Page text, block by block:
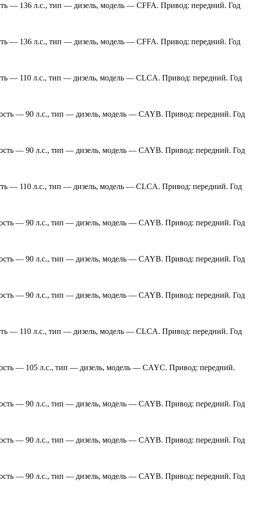
— 136 л.с., тип — дизель, модель — CFFA. Привод: передний. Год
— 136 л.с., тип — дизель, модель — CFFA. Привод: передний. Год
— 110 л.с., тип — дизель, модель — CLCA. Привод: передний. Год
— 90 л.с., тип — дизель, модель — CAYB. Привод: передний. Год
— 90 л.с., тип — дизель, модель — CAYB. Привод: передний. Год
— 110 л.с., тип — дизель, модель — CLCA. Привод: передний. Год
— 90 л.с., тип — дизель, модель — CAYB. Привод: передний. Год
— 90 л.с., тип — дизель, модель — CAYB. Привод: передний. Год
— 90 л.с., тип — дизель, модель — CAYB. Привод: передний. Год
— 110 л.с., тип — дизель, модель — CLCA. Привод: передний. Год
— 105 л.с., тип — дизель, модель — CAYC. Привод: передний.
— 90 л.с., тип — дизель, модель — CAYB. Привод: передний. Год
— 90 л.с., тип — дизель, модель — CAYB. Привод: передний. Год
— 90 л.с., тип — дизель, модель — CAYB. Привод: передний. Год